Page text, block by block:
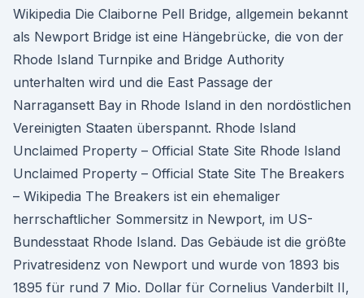
Wikipedia Die Claiborne Pell Bridge, allgemein bekannt
als Newport Bridge ist eine Hängebrücke, die von der
Rhode Island Turnpike and Bridge Authority
unterhalten wird und die East Passage der
Narragansett Bay in Rhode Island in den nordöstlichen
Vereinigten Staaten überspannt. Rhode Island
Unclaimed Property – Official State Site Rhode Island
Unclaimed Property – Official State Site The Breakers
– Wikipedia The Breakers ist ein ehemaliger
herrschaftlicher Sommersitz in Newport, im US-
Bundesstaat Rhode Island. Das Gebäude ist die größte
Privatresidenz von Newport und wurde von 1893 bis
1895 für rund 7 Mio. Dollar für Cornelius Vanderbilt II,